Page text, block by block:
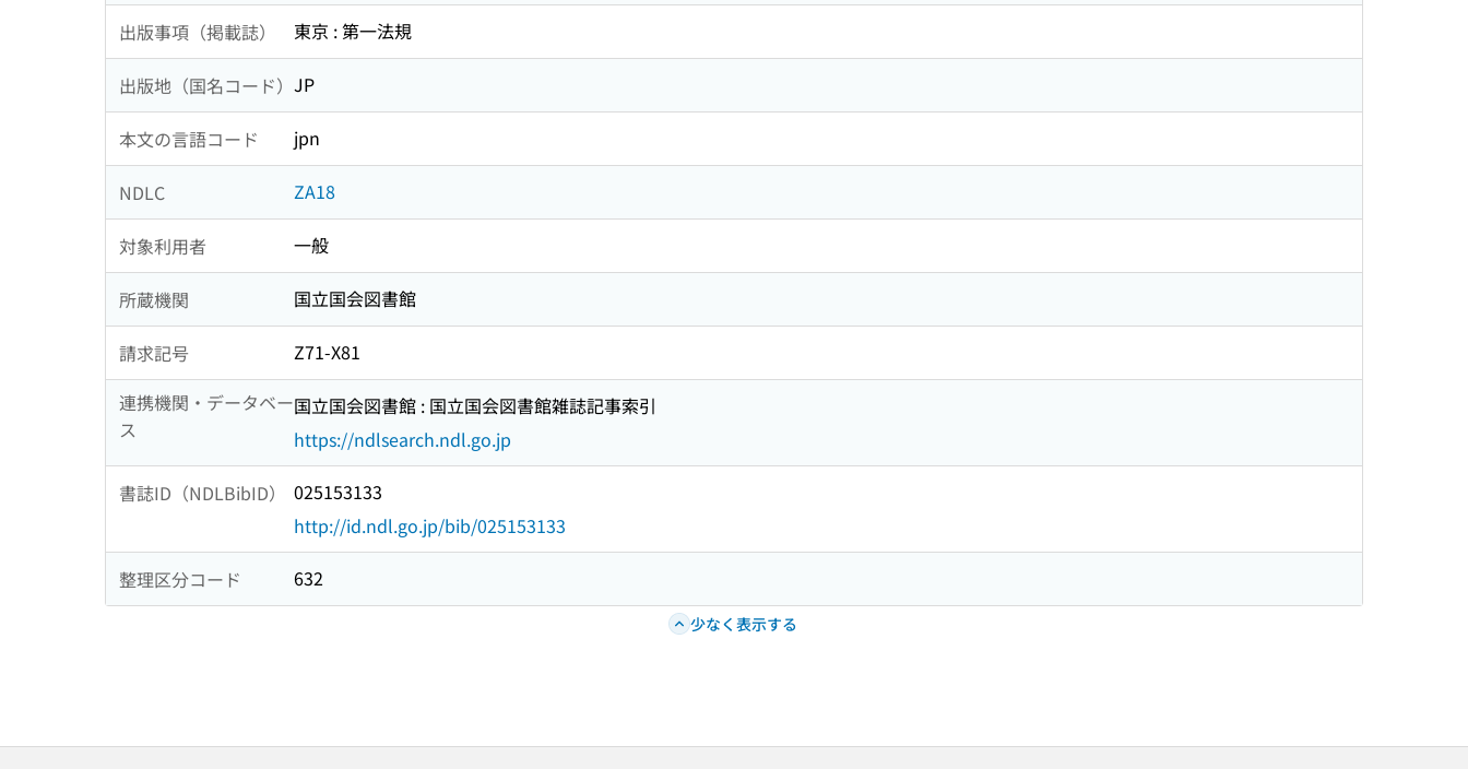
出版事項（掲載誌） 東京 : 第一法規
出版地（国名コード） JP
本文の言語コード jpn
NDLC ZA18
対象利用者 一般
所蔵機関 国立国会図書館
請求記号
Z71-X81
連携機関・データベー
ス
国立国会図書館 : 国立国会図書館雑誌記事索引
https://ndlsearch.ndl.go.jp
書誌ID（NDLBibID）
025153133
http://id.ndl.go.jp/bib/025153133
整理区分コード 632
少なく表示する